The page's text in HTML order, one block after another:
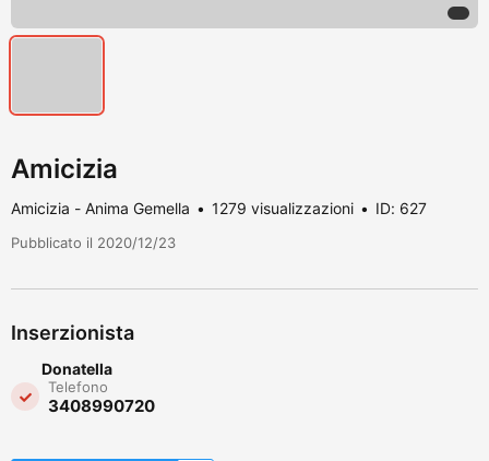
Amicizia
Amicizia - Anima Gemella 1279 visualizzazioni ID: 627
Pubblicato il 2020/12/23
Inserzionista
Donatella
Telefono
3408990720